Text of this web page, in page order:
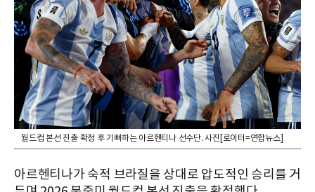
월드컵 본선 진출 확정 후 기뻐하는 아르헨티나 선수단. 사진[로이터=연합뉴스]
아르헨티나가 숙적 브라질을 상대로 압도적인 승리를 거